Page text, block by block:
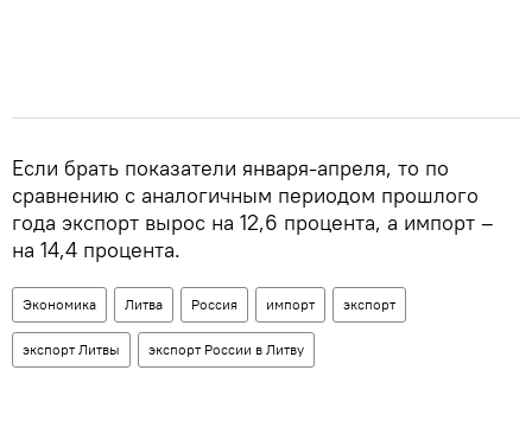
Если брать показатели января-апреля, то по
сравнению с аналогичным периодом прошлого
года экспорт вырос на 12,6 процента, а импорт –
на 14,4 процента.
Экономика Литва Россия импорт экспорт
экспорт Литвы экспорт России в Литву